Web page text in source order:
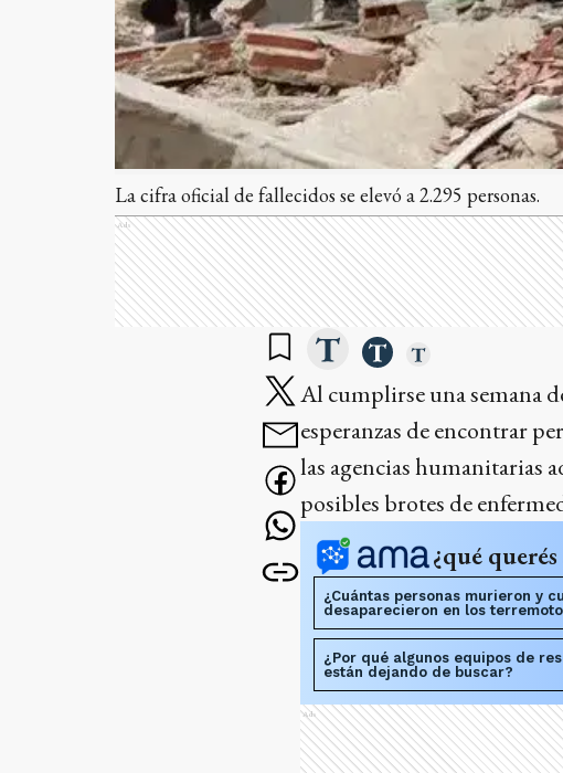
La cifra oficial de fallecidos se elevó a 2.295 personas.
Ads
Al cumplirse una semana
esperanzas de encontrar
las agencias humanitarias
posibles brotes de
¿qué querés
¿Cuántas personas murieron y
desaparecieron en los
¿Por qué algunos equipos de
están dejando de buscar?
Ads